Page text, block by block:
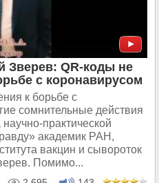
Зверев: QR-коды не
с коронавирусом
к борьбе с
сомнительные действия
практической
академик РАН,
вакцин и сывороток
Помимо...